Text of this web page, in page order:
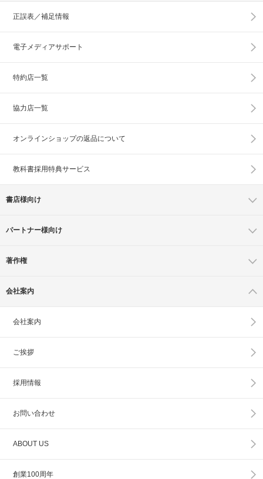
正誤表／補足情報
電子メディアサポート
特約店一覧
協力店一覧
オンラインショップの返品について
教科書採用特典サービス
書店様向け
パートナー様向け
著作権
会社案内
会社案内
ご挨拶
採用情報
お問い合わせ
ABOUT US
創業100周年